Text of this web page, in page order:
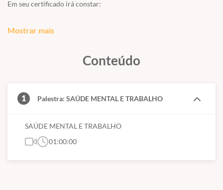
Em seu certificado irá constar:
conteúdo programático;
local de realização (cidade do aluno);
data da realização;
Mostrar mais
Conteúdo
1 Palestra: SAÚDE MENTAL E TRABALHO
SAÚDE MENTAL E TRABALHO
01:00:00